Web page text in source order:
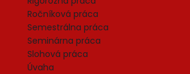
Ročníková práca
Semestrálna práca
Seminárna práca
Slohová práca
Úvaha